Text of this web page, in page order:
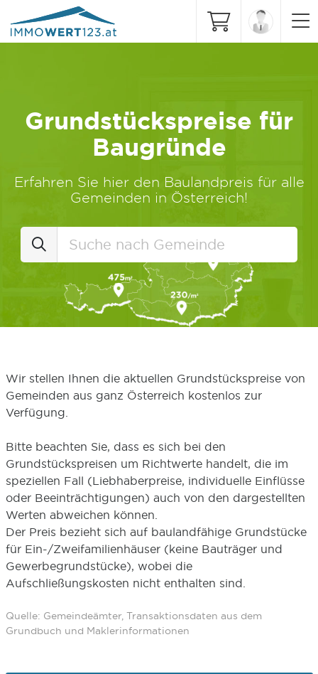
Grundstückspreise für
Baugründe
Erfahren Sie hier den Baulandpreis für alle
Gemeinden in Österreich!
Wir stellen Ihnen die aktuellen Grundstückspreise von
Gemeinden aus ganz Österreich kostenlos zur
Verfügung.
Bitte beachten Sie, dass es sich bei den
Grundstückspreisen um Richtwerte handelt, die im
speziellen Fall (Liebhaberpreise, individuelle Einflüsse
oder Beeinträchtigungen) auch von den dargestellten
Werten abweichen können.
Der Preis bezieht sich auf baulandfähige Grundstücke
für Ein-/Zweifamilienhäuser (keine Bauträger und
Gewerbegrundstücke), wobei die
Aufschließungskosten nicht enthalten sind.
Quelle: Gemeindeämter, Transaktionsdaten aus dem
Grundbuch und Maklerinformationen